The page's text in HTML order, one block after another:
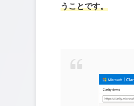
うことです。